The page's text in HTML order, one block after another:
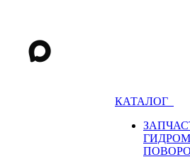
КАТАЛОГ